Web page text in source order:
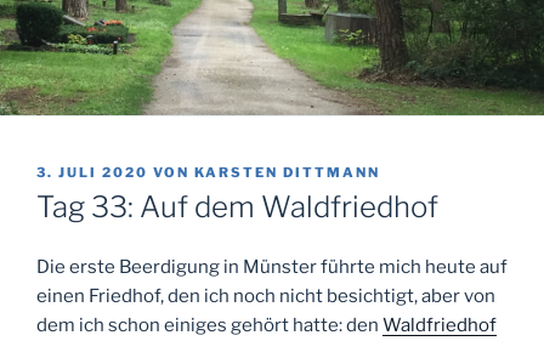
VERÖFFENTLICHT
AM
3. JULI 2020 VON KARSTEN DITTMANN
Tag 33: Auf dem Waldfriedhof
Die erste Beerdigung in Münster führte mich heute auf
einen Friedhof, den ich noch nicht besichtigt, aber von
dem ich schon einiges gehört hatte: den Waldfriedhof